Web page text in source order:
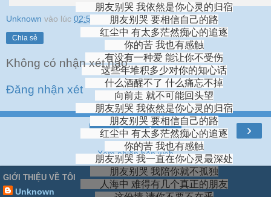
朋友别哭 我依然是你心灵的归宿
朋友别哭 要相信自己的路
红尘中 有太多茫然痴心的追逐
你的苦 我也有感触
有没有一种爱 能让你不受伤
这些年堆积多少对你的知心话
什么酒醒不了 什么痛忘不掉
向前走 就不可能回头望
朋友别哭 我依然是你心灵的归宿
朋友别哭 要相信自己的路
红尘中 有太多茫然痴心的追逐
你的苦 我也有感触
朋友别哭 我一直在你心灵最深处
朋友别哭 我陪你就不孤独
人海中 难得有几个真正的朋友
Unknown vào lúc 02:51
Chia sẻ
Không có nhận xét nào:
Đăng nhận xét
›
Trang chủ
Xem phiên bản web
GIỚI THIỆU VỀ TÔI
Unknown